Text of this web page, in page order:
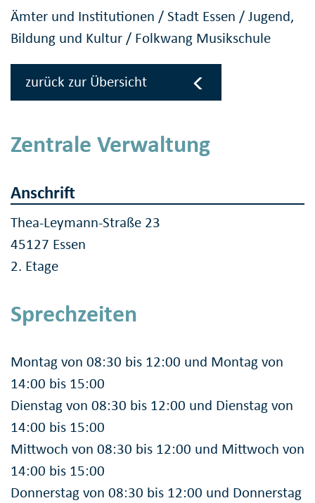
Ämter und Institutionen /Stadt Essen /Jugend,
Bildung und Kultur / Folkwang Musikschule
zurück zur Übersicht
Zentrale Verwaltung
Anschrift
Thea-Leymann-Straße 23
45127 Essen
2. Etage
Sprechzeiten
Montag von 08:30 bis 12:00 und Montag von
14:00 bis 15:00
Dienstag von 08:30 bis 12:00 und Dienstag von
14:00 bis 15:00
Mittwoch von 08:30 bis 12:00 und Mittwoch von
14:00 bis 15:00
Donnerstag von 08:30 bis 12:00 und Donnerstag